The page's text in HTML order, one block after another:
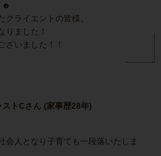
☻
クライエントの皆様、
りました！
ざいました！！
ストCさん (家事歴28年)
会人となり子育ても一段落いたしま